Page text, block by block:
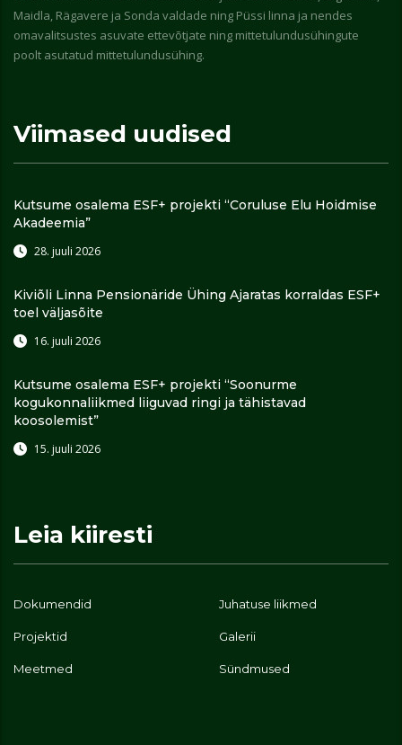
Maidla, Rägavere ja Sonda valdade ning Püssi linna ja nendes
omavalitsustes asuvate ettevõtjate ning mittetulundusühingute
poolt asutatud mittetulundusühing.
Viimased uudised
Kutsume osalema ESF+ projekti “Coruluse Elu Hoidmise
Akadeemia”
28. juuli 2026
Kiviõli Linna Pensionäride Ühing Ajaratas korraldas ESF+
toel väljasõite
16. juuli 2026
Kutsume osalema ESF+ projekti “Soonurme
kogukonnaliikmed liiguvad ringi ja tähistavad
koosolemist”
15. juuli 2026
Leia kiiresti
Dokumendid Juhatuse liikmed
Projektid Galerii
Meetmed Sündmused